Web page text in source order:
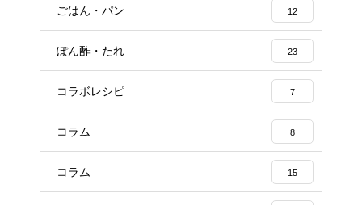
ごはん・パン 12
ぽん酢・たれ 23
コラボレシピ 7
コラム 8
コラム 15